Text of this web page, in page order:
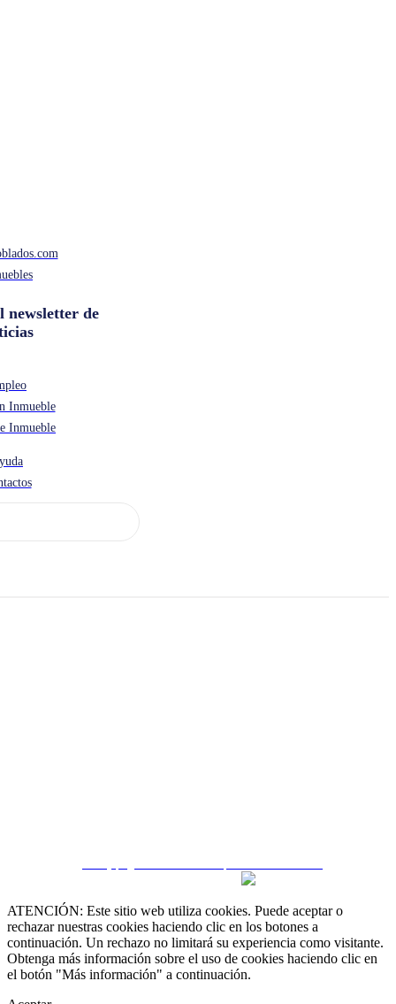
newsletter de
Inmueble
Inmueble
ATENCIÓN: Este sitio web utiliza cookies. Puede aceptar o
rechazar nuestras cookies haciendo clic en los botones a
continuación. Un rechazo no limitará su experiencia como visitante.
Obtenga más información sobre el uso de cookies haciendo clic en
el botón "Más información" a continuación.